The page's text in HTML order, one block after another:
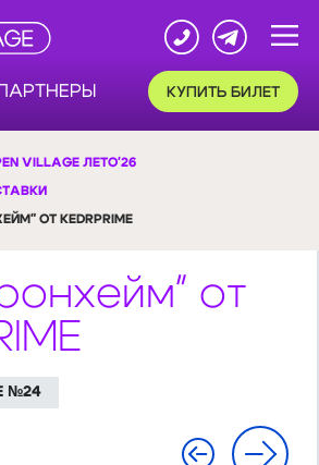
КУПИТЬ БИЛЕТ
VILLAGE ЛЕТО'26
ОТ KEDRPRIME
от
№24